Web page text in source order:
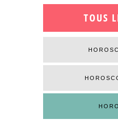
TOUS